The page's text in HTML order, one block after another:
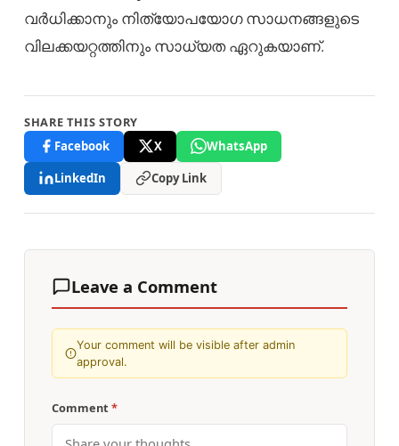
വർധിക്കാനും നിത്യോപയോഗ സാധനങ്ങളുടെ
വിലക്കയറ്റത്തിനും സാധ്യത ഏറുകയാണ്.
SHARE THIS STORY
Facebook
X
WhatsApp
LinkedIn
Copy Link
Leave a Comment
Your comment will be visible after admin
approval.
Comment *